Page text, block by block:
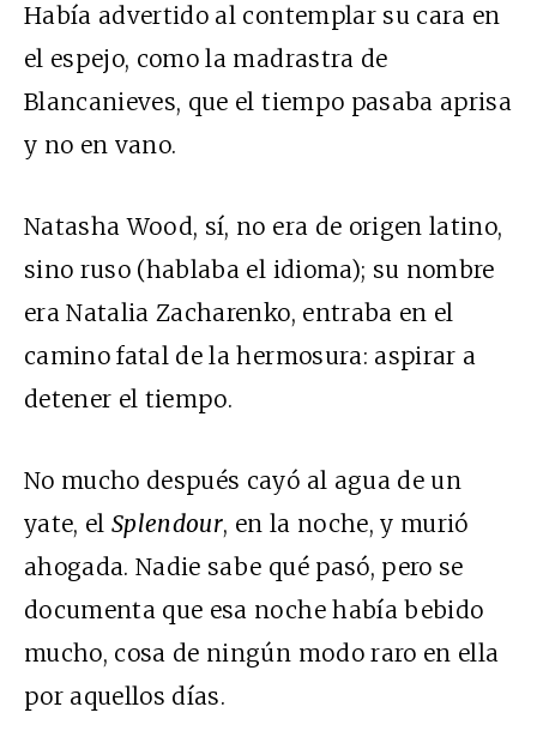
Había advertido al contemplar su cara en
el espejo, como la madrastra de
Blancanieves, que el tiempo pasaba aprisa
y no en vano.
Natasha Wood, sí, no era de origen latino,
sino ruso (hablaba el idioma); su nombre
era Natalia Zacharenko, entraba en el
camino fatal de la hermosura: aspirar a
detener el tiempo.
No mucho después cayó al agua de un
yate, elSplendour, en la noche, y murió
ahogada. Nadie sabe qué pasó, pero se
documenta que esa noche había bebido
mucho, cosa de ningún modo raro en ella
por aquellos días.